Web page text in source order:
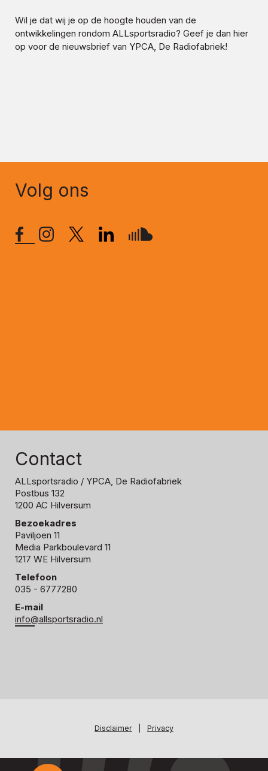
Wil je dat wij je op de hoogte houden van de
ontwikkelingen rondom ALLsportsradio? Geef je dan hier
op voor de nieuwsbrief van YPCA, De Radiofabriek!
Volg ons
Contact
ALLsportsradio / YPCA, De Radiofabriek
Postbus 132
1200 AC Hilversum
Bezoekadres
Paviljoen 11
Media Parkboulevard 11
1217 WE Hilversum
Telefoon
035 - 6777280
E-mail
info@allsportsradio.nl
Disclaimer Privacy